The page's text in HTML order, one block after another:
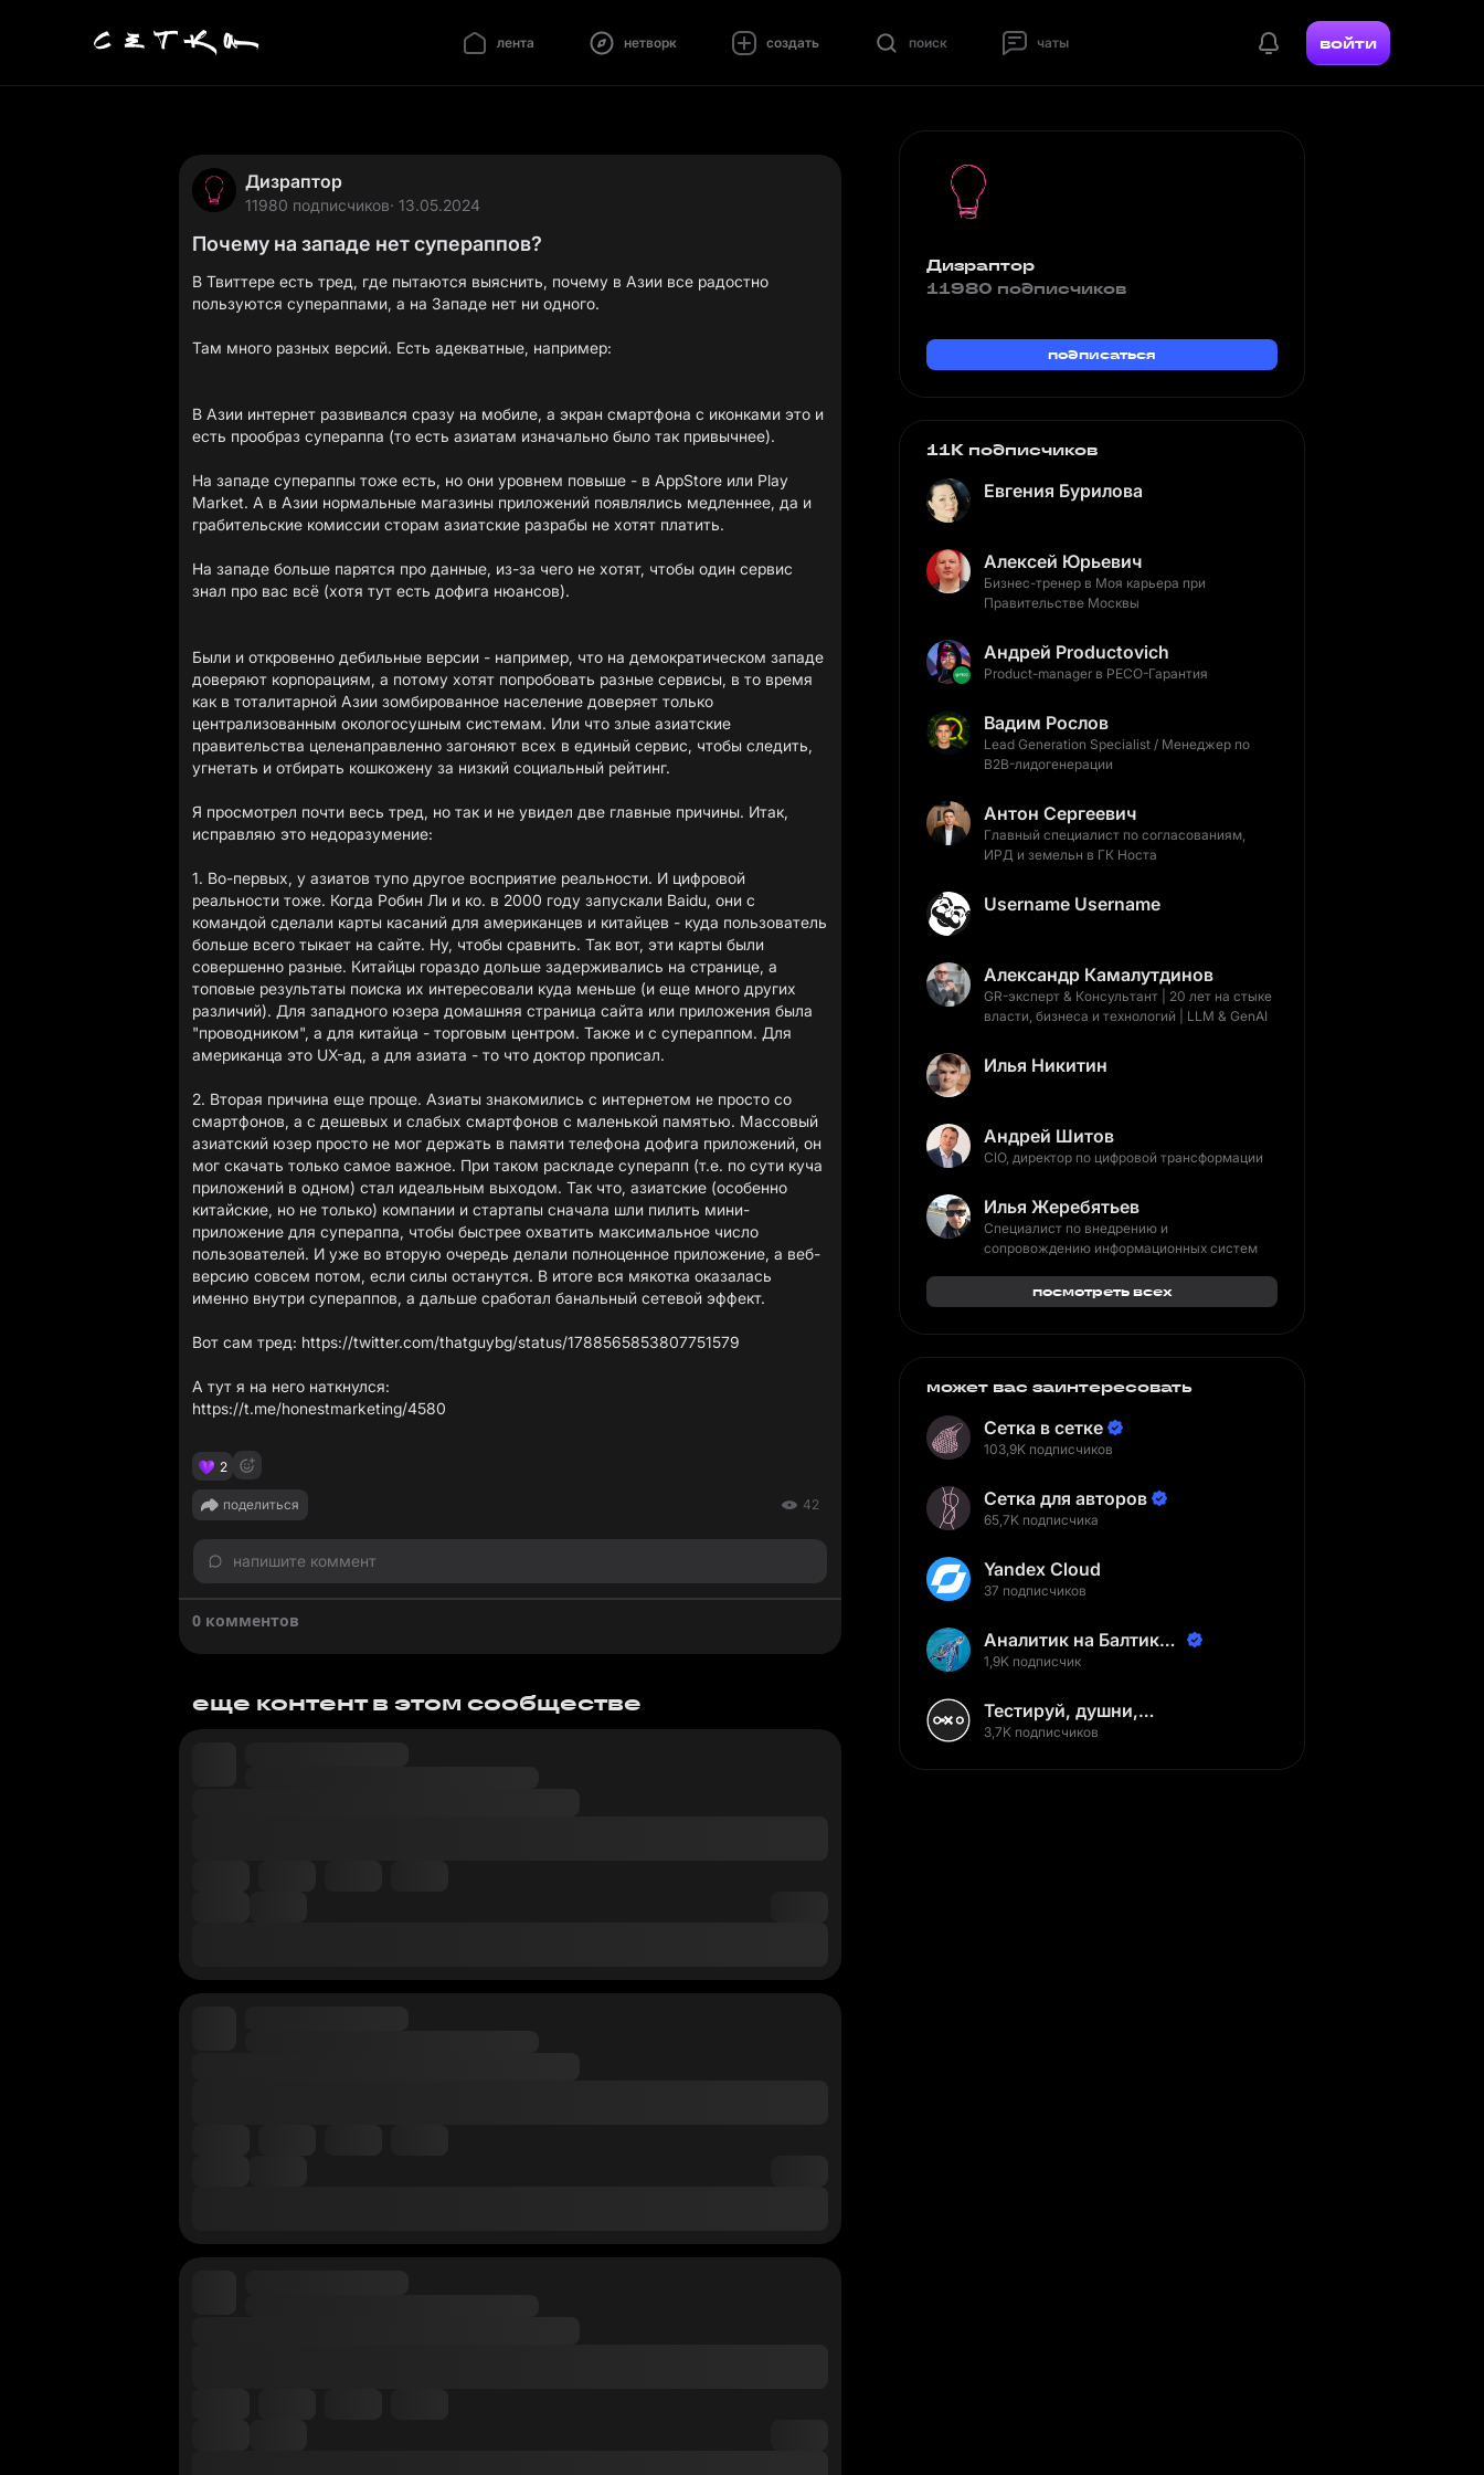
лента нетворк создать поиск чаты войти
Дизраптор
11980 подписчиков· 13.05.2024
Почему на западе нет супераппов?
В Твиттере есть тред, где пытаются выяснить, почему в Азии все радостно
пользуются супераппами, а на Западе нет ни одного.
Там много разных версий. Есть адекватные, например:
В Азии интернет развивался сразу на мобиле, а экран смартфона с иконками это и
есть прообраз супераппа (то есть азиатам изначально было так привычнее).
На западе супераппы тоже есть, но они уровнем повыше - в AppStore или Play
Market. А в Азии нормальные магазины приложений появлялись медленнее, да и
грабительские комиссии сторам азиатские разрабы не хотят платить.
На западе больше парятся про данные, из-за чего не хотят, чтобы один сервис
знал про вас всё (хотя тут есть дофига нюансов).
Были и откровенно дебильные версии - например, что на демократическом западе
доверяют корпорациям, а потому хотят попробовать разные сервисы, в то время
как в тоталитарной Азии зомбированное население доверяет только
централизованным окологосушным системам. Или что злые азиатские
правительства целенаправленно загоняют всех в единый сервис, чтобы следить,
угнетать и отбирать кошкожену за низкий социальный рейтинг.
Я просмотрел почти весь тред, но так и не увидел две главные причины. Итак,
исправляю это недоразумение:
1. Во-первых, у азиатов тупо другое восприятие реальности. И цифровой
реальности тоже. Когда Робин Ли и ко. в 2000 году запускали Baidu, они с
командой сделали карты касаний для американцев и китайцев - куда пользователь
больше всего тыкает на сайте. Ну, чтобы сравнить. Так вот, эти карты были
совершенно разные. Китайцы гораздо дольше задерживались на странице, а
топовые результаты поиска их интересовали куда меньше (и еще много других
различий). Для западного юзера домашняя страница сайта или приложения была
"проводником", а для китайца - торговым центром. Также и с супераппом. Для
американца это UX-ад, а для азиата - то что доктор прописал.
2. Вторая причина еще проще. Азиаты знакомились с интернетом не просто со
смартфонов, а с дешевых и слабых смартфонов с маленькой памятью. Массовый
азиатский юзер просто не мог держать в памяти телефона дофига приложений, он
мог скачать только самое важное. При таком раскладе суперапп (т.е. по сути куча
приложений в одном) стал идеальным выходом. Так что, азиатские (особенно
китайские, но не только) компании и стартапы сначала шли пилить мини-
приложение для супераппа, чтобы быстрее охватить максимальное число
пользователей. И уже во вторую очередь делали полноценное приложение, а веб-
версию совсем потом, если силы останутся. В итоге вся мякотка оказалась
именно внутри супераппов, а дальше сработал банальный сетевой эффект.
Вот сам тред: https://twitter.com/thatguybg/status/1788565853807751579
https://t.me/honestmarketing/4580
2
поделиться 42
напишите коммент
0 комментов
еще контент в этом сообществе
Дизраптор
11980 подписчиков
подписаться
11K подписчиков
Евгения Бурилова
Алексей Юрьевич
Бизнес-тренер в Моя карьера при
Правительстве Москвы
Андрей Productovich
Product-manager в РЕСО-Гарантия
Вадим Рослов
Lead Generation Specialist / Менеджер по
B2B-лидогенерации
Антон Сергеевич
Главный специалист по согласованиям,
ИРД и земельн в ГК Носта
Username Username
Александр Камалутдинов
GR-эксперт & Консультант | 20 лет на стыке
власти, бизнеса и технологий | LLM & GenAI
Илья Никитин
Андрей Шитов
CIO, директор по цифровой трансформации
Илья Жеребятьев
Специалист по внедрению и
сопровождению информационных систем
посмотреть всех
может вас заинтересовать
Сетка в сетке
103,9K подписчиков
Сетка для авторов
65,7K подписчика
Yandex Cloud
37 подписчиков
Аналитик на Балтике |
Неверов Станислав
1,9K подписчик
Тестируй, душни,
наслаждайся
3,7K подписчиков